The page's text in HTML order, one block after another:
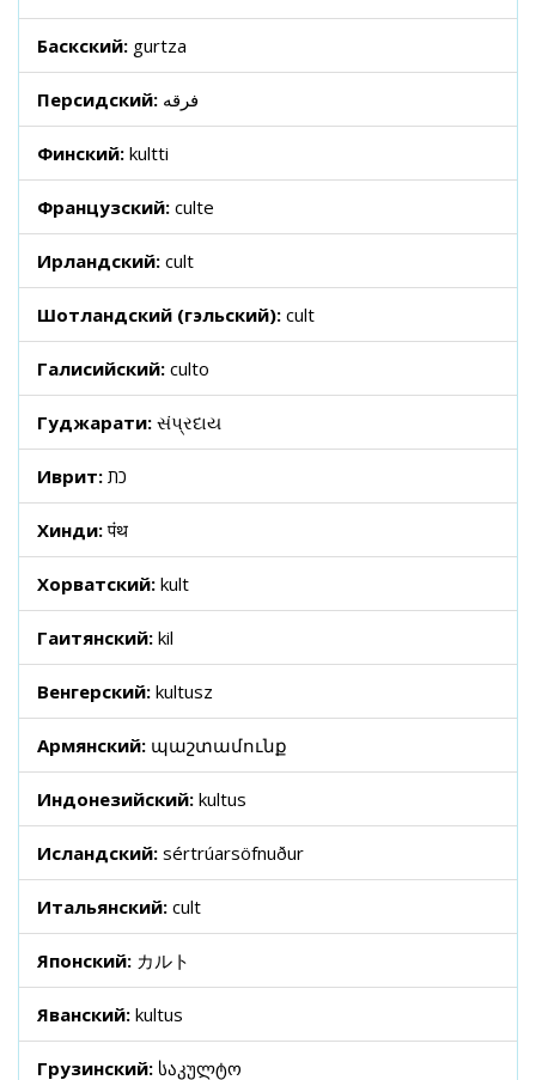
Баскский: gurtza
Персидский: فرقه
Финский: kultti
Французский: culte
Ирландский: cult
Шотландский (гэльский): cult
Галисийский: culto
Гуджарати: સંપ્રદાય
Иврит: כת
Хинди:पंथ
Хорватский: kult
Гаитянский: kil
Венгерский: kultusz
Армянский: պաշտամունք
Индонезийский: kultus
Исландский: sértrúarsöfnuður
Итальянский: cult
Японский: カルト
Яванский: kultus
Грузинский: საკულტო